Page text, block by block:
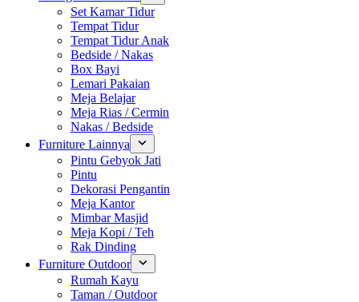
Set Kamar Tidur
Tempat Tidur
Tempat Tidur Anak
Bedside / Nakas
Box Bayi
Lemari Pakaian
Meja Belajar
Meja Rias / Cermin
Nakas / Bedside
Furniture Lainnya
Pintu Gebyok Jati
Pintu
Dekorasi Pengantin
Meja Kantor
Mimbar Masjid
Meja Kopi / Teh
Rak Dinding
Furniture Outdoor
Rumah Kayu
Taman / Outdoor